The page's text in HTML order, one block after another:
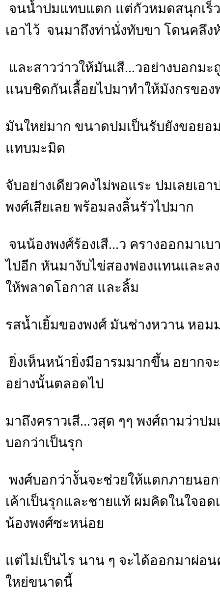
จนน้ำปมแทบแตก แต่กัวหมดสนุกเร็
เอาไว้ จนมาถึงท่านั่งทับขา โดนคลึง
และสาวว่าวให้มันเสี...วอย่างบอกม
แนบชิดกันเลื้อยไปมาทำให้มังกรของ
มันใหย่มาก ขนาดปมเป็นรับยังขอยอ
แทบมะมิด
จับอย่างเดียวคงไม่พอแระ ปมเลยเอ
พงศ์เสียเลย พร้อมลงลิ้นรัวไปมาก
จนน้องพงศ์ร้องเสี...ว ครางออกมาเบ
ไปอีก หันมางับไข่สองฟองแทนและล
ให้พลาดโอกาส และลิ้ม
รสน้ำเยิ้มของพงศ์ มันช่างหวาน หอม
ยิ่งเห็นหน้ายิ่งมีอารมมากขึ้น อยากจ
อย่างนั้นตลอดไป
มาถึงคราวเสี...วสุด ๆๆ พงศ์ถามว่าป
บอกว่าเป็นรุก
พงศ์บอกว่างั้นจะช่วยให้แตกภายนอ
เค้าเป็นรุกและชายแท้ ผมคิดในใจอ
น้องพงศ์ซะหน่อย
แต่ไม่เป็นไร นาน ๆ จะได้ออกมาผ่อ
ใหย่ขนาดนี้